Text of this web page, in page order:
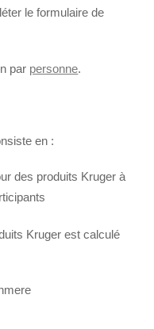
le formulaire de
par personne.
en :
des produits Kruger à
Kruger est calculé